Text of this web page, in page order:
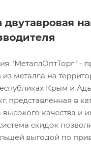
двутавровая
"МеталлОптТорг" -
из металла на
Крым и
представленная в
высокого качества и
скидок
выгодой по